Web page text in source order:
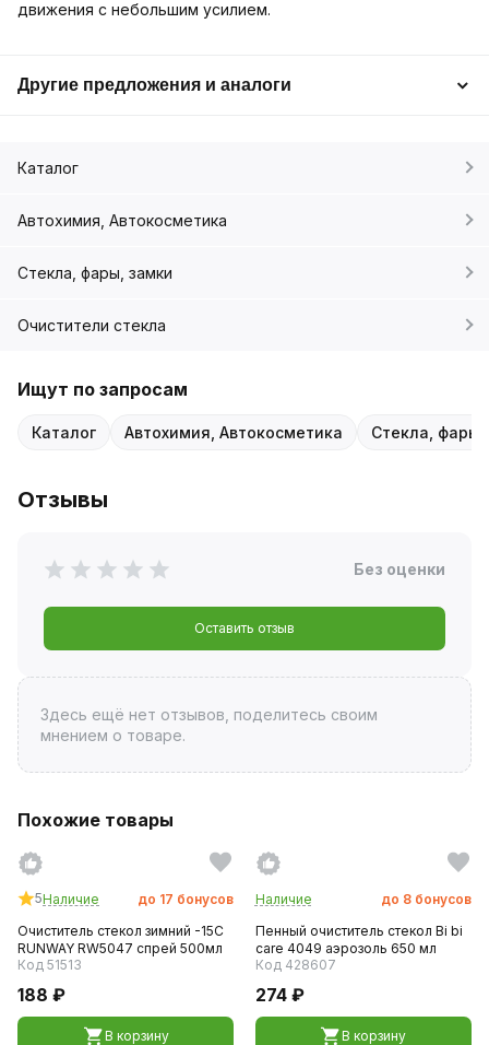
движения с небольшим усилием.
Другие предложения и аналоги
Каталог
Автохимия, Автокосметика
Стекла, фары, замки
Очистители стекла
Ищут по запросам
Каталог Автохимия, Автокосметика Стекла, фары,
Отзывы
Без оценки
Оставить отзыв
Здесь ещё нет отзывов, поделитесь своим
мнением о товаре.
Похожие товары
5Наличие до 17 бонусов
Очиститель стекол зимний -15C
RUNWAY RW5047 спрей 500мл
Код 51513
188 ₽
В корзину
Наличие до 8 бонусов
Пенный очиститель стекол Bi bi
care 4049 аэрозоль 650 мл
Код 428607
274 ₽
В корзину